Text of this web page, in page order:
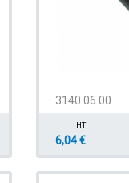
3140 06 00
HT
6,04 €